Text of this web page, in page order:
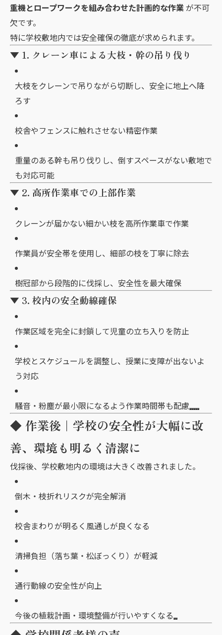
重機とロープワークを組み合わせた計画的な作業が不可
欠です。
特に学校敷地内では安全確保の徹底が求められます。
▼ 1. クレーン車による大枝・幹の吊り伐り
大枝をクレーンで吊りながら切断し、安全に地上へ降
ろす
校舎やフェンスに触れさせない精密作業
重量のある幹も吊り伐りし、倒すスペースがない敷地で
も対応可能
▼ 2. 高所作業車での上部作業
クレーンが届かない細かい枝を高所作業車で作業
作業員が安全帯を使用し、細部の枝を丁寧に除去
樹冠部から段階的に伐採し、安全性を最大確保
▼ 3. 校内の安全動線確保
作業区域を完全に封鎖して児童の立ち入りを防止
学校とスケジュールを調整し、授業に支障が出ないよ
う対応
騒音・粉塵が最小限になるよう作業時間帯も配慮
◆ 作業後｜学校の安全性が大幅に改
善、環境も明るく清潔に
伐採後、学校敷地内の環境は大きく改善されました。
倒木・枝折れリスクが完全解消
校舎まわりが明るく風通しが良くなる
清掃負担（落ち葉・松ぼっくり）が軽減
通行動線の安全性が向上
今後の植栽計画・環境整備が行いやすくなる